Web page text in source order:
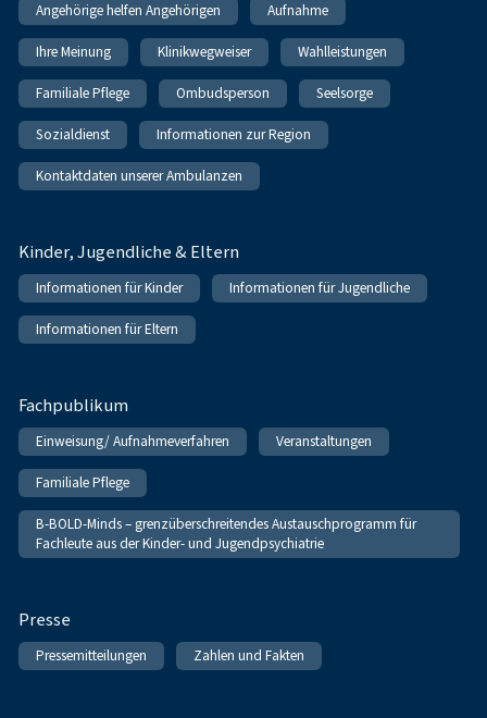
Angehörige helfen Angehörigen Aufnahme
Ihre Meinung Klinikwegweiser Wahlleistungen
Familiale Pflege Ombudsperson Seelsorge
Sozialdienst Informationen zur Region
Kontaktdaten unserer Ambulanzen
Kinder, Jugendliche & Eltern
Informationen für Kinder Informationen für Jugendliche
Informationen für Eltern
Fachpublikum
Einweisung/ Aufnahmeverfahren Veranstaltungen
Familiale Pflege
B-BOLD-Minds – grenzüberschreitendes Austauschprogramm für
Fachleute aus der Kinder- und Jugendpsychiatrie
Presse
Pressemitteilungen Zahlen und Fakten